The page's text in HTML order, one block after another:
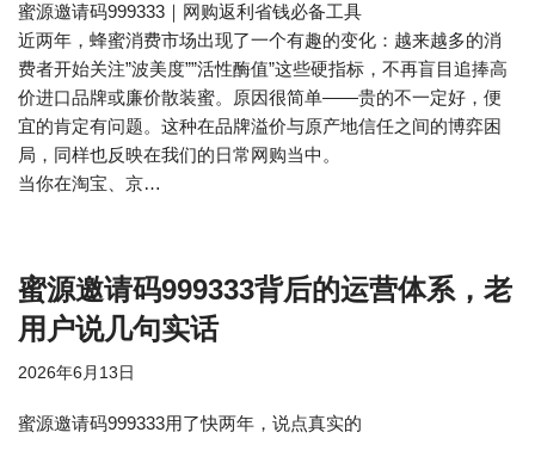
蜜源邀请码999333｜网购返利省钱必备工具
近两年，蜂蜜消费市场出现了一个有趣的变化：越来越多的消
费者开始关注”波美度””活性酶值”这些硬指标，不再盲目追捧高
价进口品牌或廉价散装蜜。原因很简单——贵的不一定好，便
宜的肯定有问题。这种在品牌溢价与原产地信任之间的博弈困
局，同样也反映在我们的日常网购当中。
当你在淘宝、京…
蜜源邀请码999333背后的运营体系，老
用户说几句实话
2026年6月13日
蜜源邀请码999333用了快两年，说点真实的